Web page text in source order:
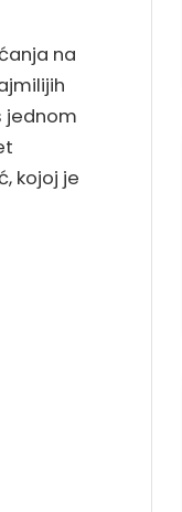
na
jednom
kojoj je